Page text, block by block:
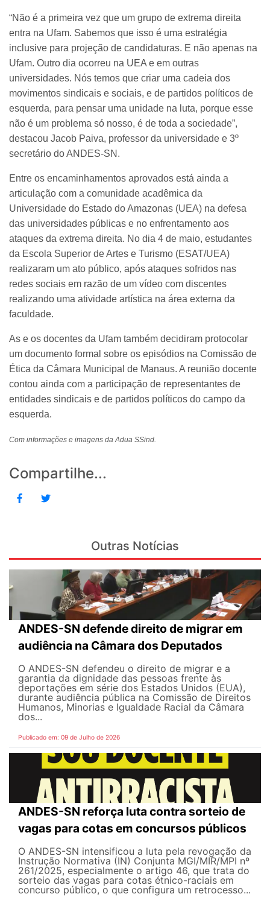
“Não é a primeira vez que um grupo de extrema direita
entra na Ufam. Sabemos que isso é uma estratégia
inclusive para projeção de candidaturas. E não apenas na
Ufam. Outro dia ocorreu na UEA e em outras
universidades. Nós temos que criar uma cadeia dos
movimentos sindicais e sociais, e de partidos políticos de
esquerda, para pensar uma unidade na luta, porque esse
não é um problema só nosso, é de toda a sociedade”,
destacou Jacob Paiva, professor da universidade e 3º
secretário do ANDES-SN.
Entre os encaminhamentos aprovados está ainda a
articulação com a comunidade acadêmica da
Universidade do Estado do Amazonas (UEA) na defesa
das universidades públicas e no enfrentamento aos
ataques da extrema direita. No dia 4 de maio, estudantes
da Escola Superior de Artes e Turismo (ESAT/UEA)
realizaram um ato público, após ataques sofridos nas
redes sociais em razão de um vídeo com discentes
realizando uma atividade artística na área externa da
faculdade.
As e os docentes da Ufam também decidiram protocolar
um documento formal sobre os episódios na Comissão de
Ética da Câmara Municipal de Manaus. A reunião docente
contou ainda com a participação de representantes de
entidades sindicais e de partidos políticos do campo da
esquerda.
Com informações e imagens da Adua SSind.
Compartilhe...
Outras Notícias
ANDES-SN defende direito de migrar em
audiência na Câmara dos Deputados
O ANDES-SN defendeu o direito de migrar e a
garantia da dignidade das pessoas frente às
deportações em série dos Estados Unidos (EUA),
durante audiência pública na Comissão de Direitos
Humanos, Minorias e Igualdade Racial da Câmara
dos...
Publicado em: 09 de Julho de 2026
ANDES-SN reforça luta contra sorteio de
vagas para cotas em concursos públicos
O ANDES-SN intensificou a luta pela revogação da
Instrução Normativa (IN) Conjunta MGI/MIR/MPI nº
261/2025, especialmente o artigo 46, que trata do
sorteio das vagas para cotas étnico-raciais em
concurso público, o que configura um retrocesso...